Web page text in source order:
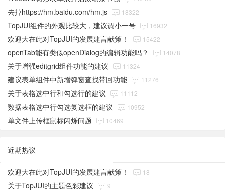
去掉https://hm.baidu.com/hm.js 18322
TopJUI组件的外观比较大，建议调小一号 16932
欢迎大在此对TopJUI的发展建言献策！ 15422
openTab能有类似openDialog的编辑功能吗？ 14078
关于增强editgrid组件功能的建议 11324
建议表单组件中新增弹窗查找带回功能 11276
关于表格选中行和勾选行的建议 11112
数据表格选中行勾选复选框的建议 10952
单文件上传框鼠标闪烁问题 10469
近期热议
欢迎大在此对TopJUI的发展建言献策！ 18
关于TopJUI的主题色彩建议 9